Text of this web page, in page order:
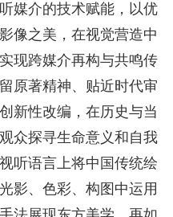
媒介的技术赋能，以优
像之美，在视觉营造中
现跨媒介再构与共鸣传
原著精神、贴近时代审
新性改编，在历史与当
众探寻生命意义和自我
听语言上将中国传统绘
影、色彩、构图中运用